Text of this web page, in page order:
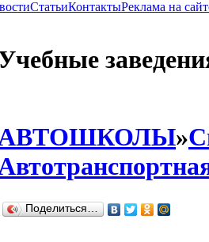
СтатьиКонтактыРеклама на
»
Поделиться…